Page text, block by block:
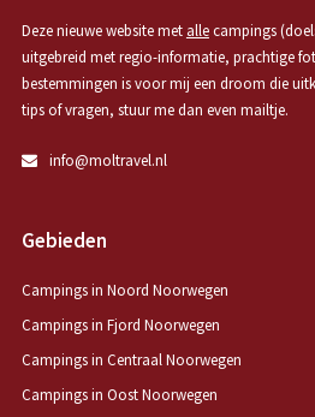
Deze nieuwe website met allecampings
uitgebreid met regio-informatie, prachtige
bestemmingen is voor mij een droom die
tips of vragen, stuur me dan even mailtje.
info@moltravel.nl
Gebieden
Campings in Noord Noorwegen
Campings in Fjord Noorwegen
Campings in Centraal Noorwegen
Campings in Oost Noorwegen